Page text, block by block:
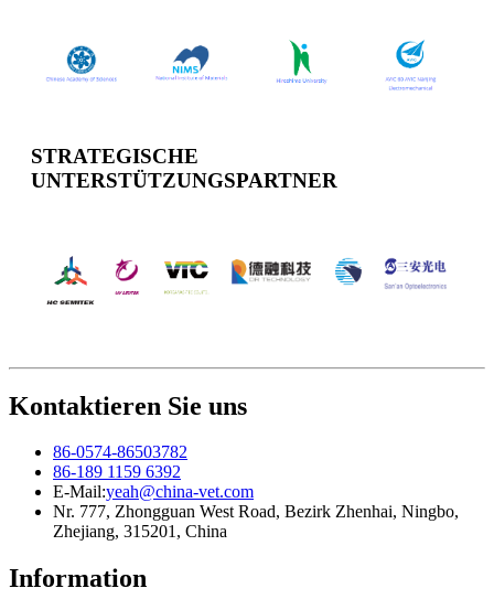
STRATEGISCHE
UNTERSTÜTZUNGSPARTNER
Kontaktieren Sie uns
86-0574-86503782
86-189 1159 6392
E-Mail:yeah@china-vet.com
Nr. 777, Zhongguan West Road, Bezirk Zhenhai, Ningbo,
Zhejiang, 315201, China
Information